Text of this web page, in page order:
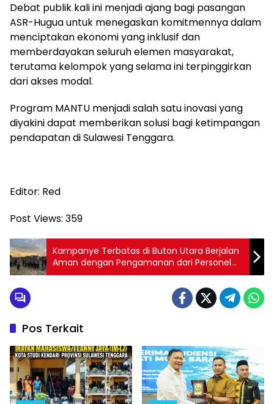
Debat publik kali ini menjadi ajang bagi pasangan
ASR-Hugua untuk menegaskan komitmennya dalam
menciptakan ekonomi yang inklusif dan
memberdayakan seluruh elemen masyarakat,
terutama kelompok yang selama ini terpinggirkan
dari akses modal.
Program MANTU menjadi salah satu inovasi yang
diyakini dapat memberikan solusi bagi ketimpangan
pendapatan di Sulawesi Tenggara.
Editor: Red
Post Views: 359
Kampanye Terbatas di Buton Utara Berjalan
Aman dengan Pengamanan dari Personel
Polres
Pos Terkait